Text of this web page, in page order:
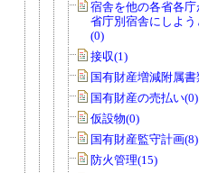
宿舎を他の各省各
省庁別宿舎にしよう
(0)
接収(1)
国有財産増減附属書
国有財産の売払い(0)
仮設物(0)
国有財産監守計画(8)
防火管理(15)